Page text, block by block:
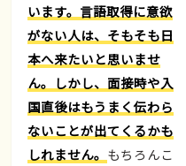
います。言語取得に意欲
がない人は、そもそも日
本へ来たいと思いませ
ん。しかし、面接時や入
国直後はもうまく伝わら
ないことが出てくるかも
しれません。 もちろんこ